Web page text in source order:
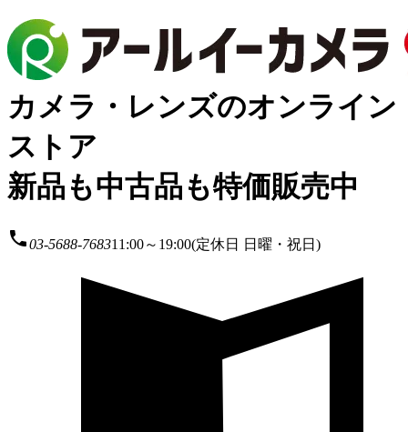
カメラ・レンズのオンライン
ストア
新品も中古品も特価販売中
local_phone03-5688-768311:00～19:00(定休日 日曜・祝日)